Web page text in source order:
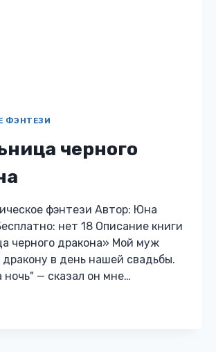
ФЭНТЕЗИ
черного
фэнтези Автор: Юна
нет 18 Описание книги
черного дракона» Мой муж
в день нашей свадьбы.
ночь" — сказал он мне…